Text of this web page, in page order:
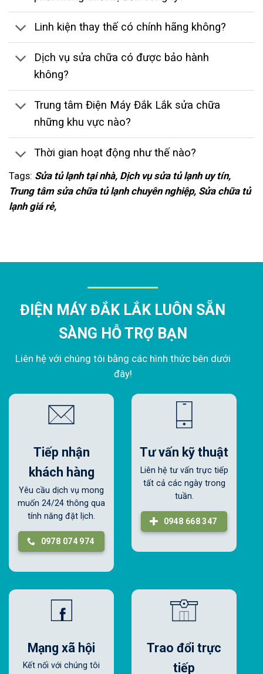
Linh kiện thay thế có chính hãng không?
Dịch vụ sửa chữa có được bảo hành
không?
Trung tâm Điện Máy Đắk Lắk sửa chữa
những khu vực nào?
Thời gian hoạt động như thế nào?
Tags: Sửa tủ lạnh tại nhà, Dịch vụ sửa tủ lạnh uy tín,
Trung tâm sửa chữa tủ lạnh chuyên nghiệp, Sửa chữa tủ
lạnh giá rẻ,
ĐIỆN MÁY ĐẮK LẮK LUÔN SẴN
SÀNG HỖ TRỢ BẠN
Liên hệ với chúng tôi bằng các hình thức bên dưới
đây!
Tiếp nhận
khách hàng
Yêu cầu dịch vụ mong
muốn 24/24 thông qua
tính năng đặt lịch.
0978 074 974
Tư vấn kỹ thuật
Liên hệ tư vấn trực tiếp
tất cả các ngày trong
tuần.
0948 668 347
Mạng xã hội
Kết nối với chúng tôi
Trao đổi trực
tiếp